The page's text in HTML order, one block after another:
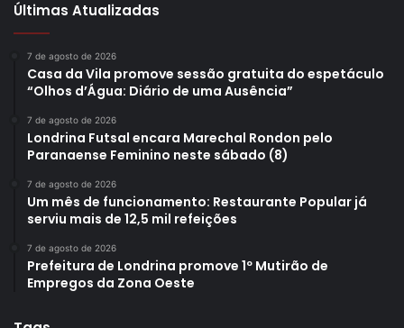
Últimas Atualizadas
7 de agosto de 2026
Casa da Vila promove sessão gratuita do espetáculo
“Olhos d’Água: Diário de uma Ausência”
7 de agosto de 2026
Londrina Futsal encara Marechal Rondon pelo
Paranaense Feminino neste sábado (8)
7 de agosto de 2026
Um mês de funcionamento: Restaurante Popular já
serviu mais de 12,5 mil refeições
7 de agosto de 2026
Prefeitura de Londrina promove 1º Mutirão de
Empregos da Zona Oeste